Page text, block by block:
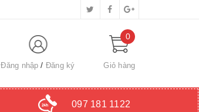
Đăng nhập Đăng ký
0
Giỏ hàng
097 181 1122